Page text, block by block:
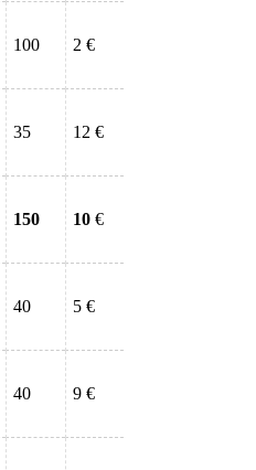
100 2 €
35 12 €
150 10 €
40 5 €
40 9 €